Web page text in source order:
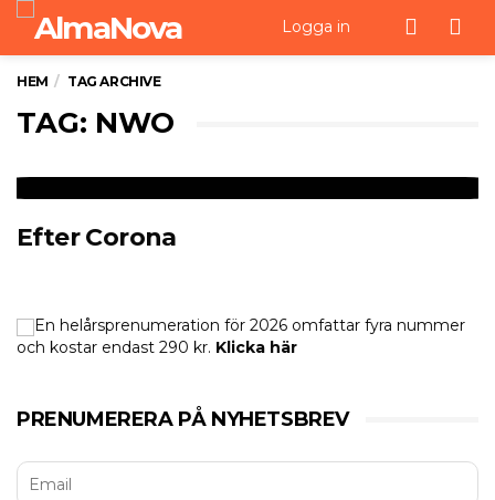
Logga in
HEM TAG ARCHIVE
TAG: NWO
Efter Corona
En helårsprenumeration för 2026 omfattar fyra nummer
och kostar endast 290 kr. Klicka här
PRENUMERERA PÅ NYHETSBREV